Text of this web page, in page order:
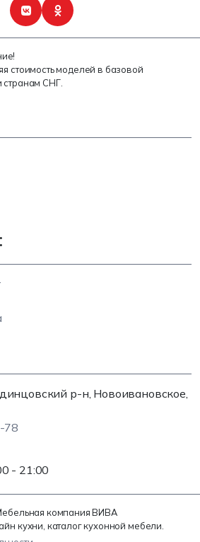
стоимость моделей в базовой
странам СНГ.
р-н, Новоивановское,
78
- 21:00
компания ВИВА
кухни, каталог кухонной мебели.